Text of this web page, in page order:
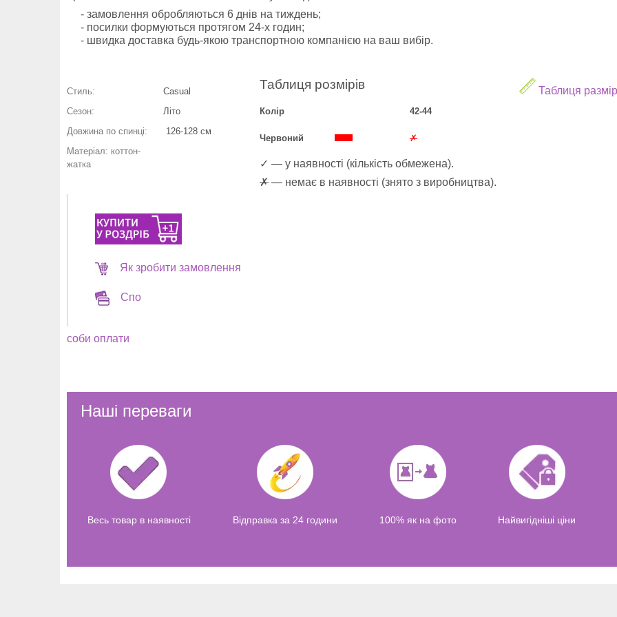
- замовлення обробляються 6 днів на тиждень;
- посилки формуються протягом 24-х годин;
- швидка доставка будь-якою транспортною компанією на ваш вибір.
Стиль:
Casual
Сезон:
Літо
Довжина по спинці:
126-128 см
Матеріал: коттон-
жатка
Таблиця
Таблиця розмірів
Колір 42-44
Червоний ✗
✓ — у наявності (кількість обмежена).
✗ — немає в наявності (знято з виробництва).
Як зробити замовлення
Спо
соби оплати
Наші переваги
Весь товар в наявності Відправка за 24 години 100% як на фото Найвигідніші ціни